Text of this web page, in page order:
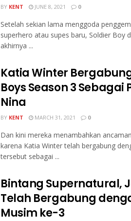
BY KENT JUNE 8, 2021 0
Setelah sekian lama menggoda
superhero atau supes baru, Soldier Boy
akhirnya ...
Katia Winter
Boys Season 3 Sebagai
Nina
BY KENT MARCH 31, 2021 0
Dan kini mereka menambahkan
karena Katia Winter telah bergabung
tersebut sebagai ...
Bintang Supernatural,
Telah Bergabung
Musim ke-3